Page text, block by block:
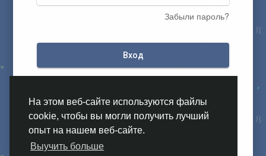
На этом веб-сайте используются файлы
cookie, чтобы вы могли получить лучший
опыт на нашем веб-сайте.
Выучить больше
Забыли пароль?
Вход